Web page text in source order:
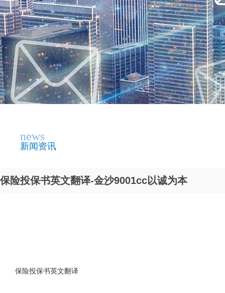
news
新闻资讯
保险投保书英文翻译-金沙9001cc以诚为本
保险投保书英文翻译